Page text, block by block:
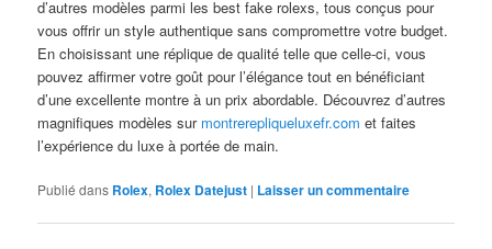
d’autres modèles parmi les best fake rolexs, tous conçus pour
vous offrir un style authentique sans compromettre votre budget.
En choisissant une réplique de qualité telle que celle-ci, vous
pouvez affirmer votre goût pour l’élégance tout en bénéficiant
d’une excellente montre à un prix abordable. Découvrez d’autres
magnifiques modèles sur montrerepliqueluxefr.com et faites
l’expérience du luxe à portée de main.
Publié dans Rolex, Rolex Datejust | Laisser un commentaire